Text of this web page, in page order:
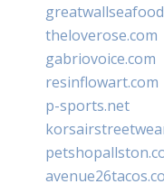
theloverose.com
gabriovoice.com
resinflowart.com
p-sports.net